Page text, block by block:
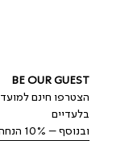
BE OUR GUEST
בלעדיים
ובנוסף – 10% הנחה על הקנייה הקרובה